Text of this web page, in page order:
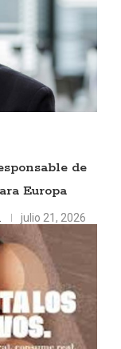
de
Europa
julio 21, 2026